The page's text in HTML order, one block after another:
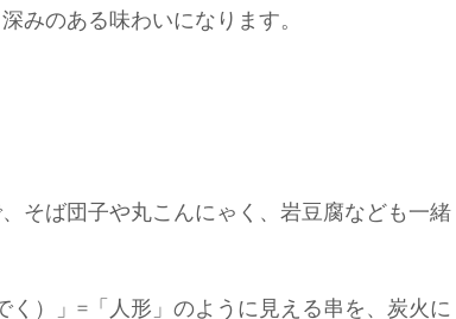
みのある味わいになります。
そば団子や丸こんにゃく、岩豆腐なども一緒
）」=「人形」のように見える串を、炭火に